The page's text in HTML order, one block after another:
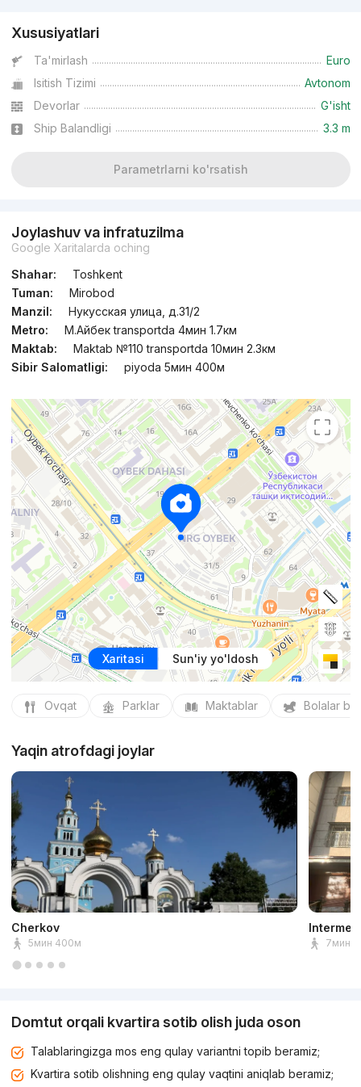
Xususiyatlari
Ta'mirlash
Euro
Isitish Tizimi
Avtonom
Devorlar
G'isht
Ship Balandligi
3.3 m
Parametrlarni ko'rsatish
Joylashuv va infratuzilma
Google Xaritalarda oching
Shahar:
Toshkent
Tuman:
Mirobod
Manzil:
Нукусская улица, д.31/2
Metro:
М.Айбек transportda 4мин 1.7км
Maktab:
Maktab №110 transportda 10мин 2.3км
Sibir Salomatligi:
piyoda 5мин 400м
Xaritasi Sun'iy yo'ldosh
Ovqat Parklar Maktablar Bolalar
Yaqin atrofdagi joylar
Cherkov
5мин 400м 7мин
Domtut orqali kvartira sotib olish juda oson
Talablaringizga mos eng qulay variantni topib beramiz;
Kvartira sotib olishning eng qulay vaqtini aniqlab beramiz;